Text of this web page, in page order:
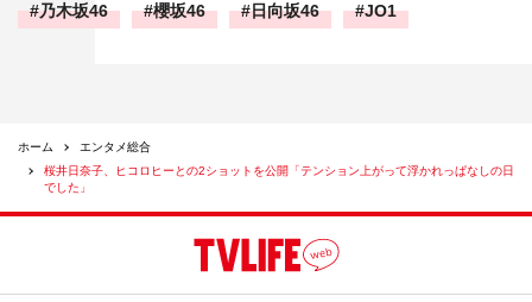
乃木坂46 櫻坂46 日向坂46 JO1
ホーム
エンタメ総合
桜井日奈子、ヒコロヒーとの2ショットを公開「テンション上がって浮かれっぱなしの日
でした」